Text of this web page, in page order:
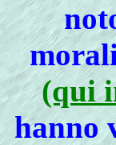
(qui
hanno